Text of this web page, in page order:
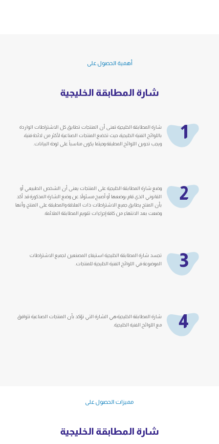
أهمية الحصول على
شارة المطابقة الخليجية
1
شارة المطابقة الخليجية تعنى أن المنتجات تطابق كل الاشتراطات الواردة
باللوائح الفنية الخليجية، حيث تخضع المنتجات الصناعية لأكثر من لائحة فنية،
ويجب تدوين اللوائح المطبقة وحيثما يكون مناسباً على لوحة البيانات.
2
وضع شارة المطابقة الخليجية على المنتجات يعنى أن الشخص الطبيعي أو
القانوني الذي قام بوضعها أو أصبح مسئولاً عن وضع الشارة المذكورة قد أكد
بأن المنتج يطابق جميع الاشتراطات ذات العلاقة والمطبقة على المنتج، وأنها
وضعت بعد الانتهاء من كافة إجراءات تقويم المطابقة الملائمة.
3
تجسد شارة المطابقة الخليجية استيفاء المصنعين لجميع الاشتراطات
الموضوعة في اللوائح الفنية الخليجية للمنتجات.
4
شارة المطابقة الخليجية هي الشارة التي تؤكد بأن المنتجات الصناعية تتوافق
مع اللوائح الفنية الخليجية.
مميزات الحصول على
شارة المطابقة الخليجية